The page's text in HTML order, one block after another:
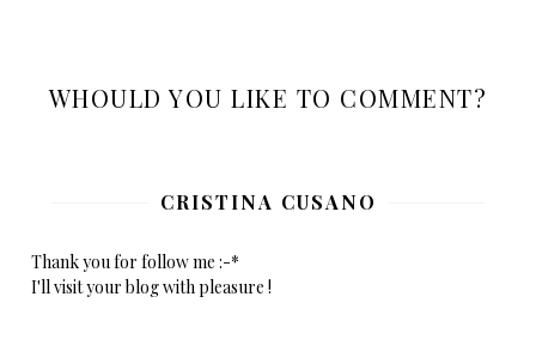
WHOULD YOU LIKE TO COMMENT?
CRISTINA CUSANO
Thank you for follow me :-*
I'll visit your blog with pleasure !